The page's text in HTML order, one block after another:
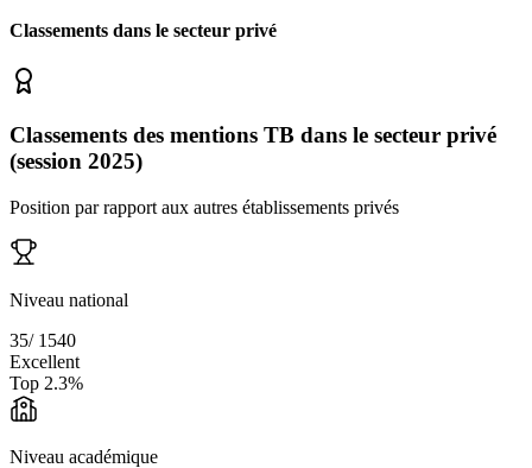
Classements dans le secteur privé
Classements des mentions TB dans le secteur privé
(session 2025)
Position par rapport aux autres établissements privés
Niveau national
35/ 1540
Excellent
Top 2.3%
Niveau académique